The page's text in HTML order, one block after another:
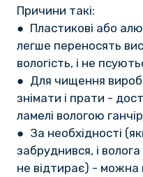
Причини такі:
● Пластикові або
легше переносять
вологість, і не
● Для чищення
знімати і прати -
ламелі вологою
● За необхідності
забруднився, і
не відтирає) - можна